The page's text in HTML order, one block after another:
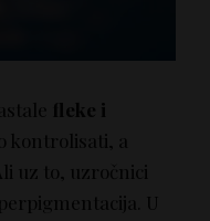
fleke i
kontrolisati, a
uz to, uzročnici
U